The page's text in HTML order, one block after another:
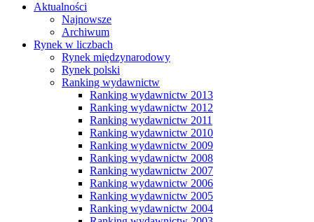
Aktualności
Najnowsze
Archiwum
Rynek w liczbach
Rynek międzynarodowy
Rynek polski
Ranking wydawnictw
Ranking wydawnictw 2013
Ranking wydawnictw 2012
Ranking wydawnictw 2011
Ranking wydawnictw 2010
Ranking wydawnictw 2009
Ranking wydawnictw 2008
Ranking wydawnictw 2007
Ranking wydawnictw 2006
Ranking wydawnictw 2005
Ranking wydawnictw 2004